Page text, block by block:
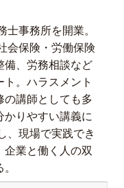
事務所を開業。
会保険・労働保険
備、労務相談など
。ハラスメント
講師としても多
りやすい講義に
、現場で実践でき
業と働く人の双